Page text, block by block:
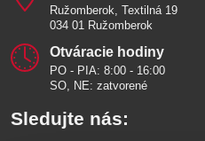
Ružomberok, Textilná 19
034 01 Ružomberok
Otváracie hodiny
PO - PIA: 8:00 - 16:00
SO, NE: zatvorené
Sledujte nás: